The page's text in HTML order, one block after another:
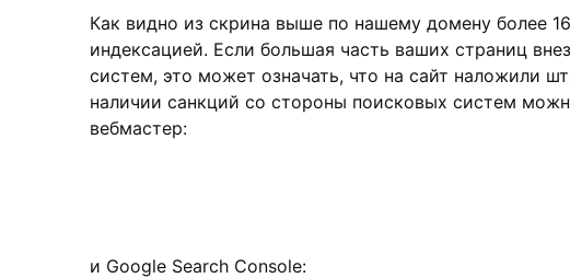
Как видно из скрина выше по нашему домену более
индексацией. Если большая часть ваших страниц
систем, это может означать, что на сайт наложили
наличии санкций со стороны поисковых систем
вебмастер:
и Google Search Console: